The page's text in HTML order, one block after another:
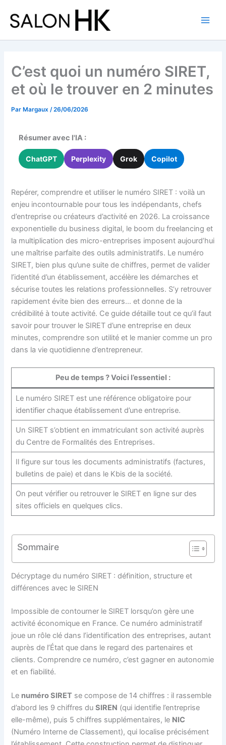
contenu
C’est quoi un numéro SIRET,
et où le trouver en 2 minutes
ParMargaux /26/06/2026
Résumer avec l'IA :
ChatGPT Perplexity Grok Copilot
Repérer, comprendre et utiliser le numéro SIRET : voilà un
enjeu incontournable pour tous les indépendants, chefs
d’entreprise ou créateurs d’activité en 2026. La croissance
exponentielle du business digital, le boom du freelancing et
la multiplication des micro-entreprises imposent aujourd’hui
une maîtrise parfaite des outils administratifs. Le numéro
SIRET, bien plus qu’une suite de chiffres, permet de valider
l’identité d’un établissement, accélère les démarches et
sécurise toutes les relations professionnelles. S’y retrouver
rapidement évite bien des erreurs… et donne de la
crédibilité à toute activité. Ce guide détaille tout ce qu’il faut
savoir pour trouver le SIRET d’une entreprise en deux
minutes, comprendre son utilité et le manier comme un pro
dans la vie quotidienne d’entrepreneur.
Peu de temps ? Voici l’essentiel :
Le numéro SIRET est une référence obligatoire pour
identifier chaque établissement d’une entreprise.
Un SIRET s’obtient en immatriculant son activité auprès
du Centre de Formalités des Entreprises.
Il figure sur tous les documents administratifs (factures,
bulletins de paie) et dans le Kbis de la société.
On peut vérifier ou retrouver le SIRET en ligne sur des
sites officiels en quelques clics.
Sommaire
Décryptage du numéro SIRET : définition, structure et
différences avec le SIREN
Impossible de contourner le SIRET lorsqu’on gère une
activité économique en France. Ce numéro administratif
joue un rôle clé dans l’identification des entreprises, autant
auprès de l’État que dans le regard des partenaires et
clients. Comprendre ce numéro, c’est gagner en autonomie
et en fiabilité.
Le numéro SIRET se compose de 14 chiffres : il rassemble
d’abord les 9 chiffres duSIREN (qui identifie l’entreprise
elle-même), puis 5 chiffres supplémentaires, le NIC
(Numéro Interne de Classement), qui localise précisément